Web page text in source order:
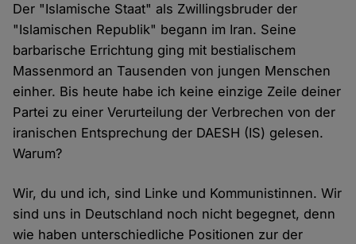
Der "Islamische Staat" als Zwillingsbruder der
"Islamischen Republik" begann im Iran. Seine
barbarische Errichtung ging mit bestialischem
Massenmord an Tausenden von jungen Menschen
einher. Bis heute habe ich keine einzige Zeile deiner
Partei zu einer Verurteilung der Verbrechen von der
iranischen Entsprechung der DAESH (IS) gelesen.
Warum?
Wir, du und ich, sind Linke und Kommunistinnen. Wir
sind uns in Deutschland noch nicht begegnet, denn
wie haben unterschiedliche Positionen zur der